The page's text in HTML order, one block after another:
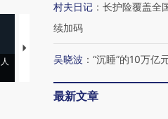
【推广】走进第四届链博
会，让数智科技“链”接产
【特别
村夫日记 ： 长护险覆盖全
续加码
吴晓波 ： “沉睡”的10万亿
最新文章